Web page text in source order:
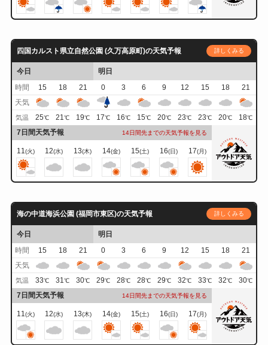
四国カルスト県立自然公園 (久万高原町)の天気予報 詳しくみる
今日
明日
時間
15 18 21 0 3 6 9 12 15 18
21
天気
気温 25℃ 21℃ 19℃ 17℃ 16℃ 15℃ 20℃ 23℃ 23℃ 20℃ 18℃
7日間天気予報 14日間先までの天気予報を見る
11(火) 12(水) 13(木) 14(金) 15(土) 16(日) 17(月)
海の中道海浜公園 (福岡市東区)の天気予報 詳しくみる
今日
明日
時間
15 18 21 0 3 6 9 12 15 18
21
天気
気温 33℃ 31℃ 30℃ 29℃ 28℃ 28℃ 29℃ 32℃ 33℃ 32℃ 30℃
7日間天気予報 14日間先までの天気予報を見る
11(火) 12(水) 13(木) 14(金) 15(土) 16(日) 17(月)